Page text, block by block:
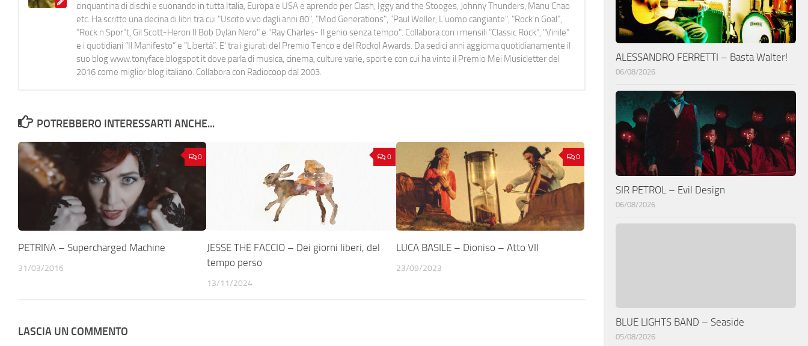
cinquantina di dischi e suonando in tutta Italia, Europa e USA e aprendo per Clash, Iggy and the Stooges, Johnny Thunders, Manu Chao
etc. Ha scritto una decina di libri tra cui "Uscito vivo dagli anni 80", "Mod Generations", "Paul Weller, L’uomo cangiante", "Rock n Goal",
"Rock n Spor"t, Gil Scott-Heron Il Bob Dylan Nero" e "Ray Charles- Il genio senza tempo". Collabora con i mensili “Classic Rock”, "Vinile"
e i quotidiani “Il Manifesto” e “Libertà”. E' tra i giurati del Premio Tenco e del Rockol Awards. Da sedici anni aggiorna quotidianamente il
suo blog www.tonyface.blogspot.it dove parla di musica, cinema, culture varie, sport e con cui ha vinto il Premio Mei Musicletter del
2016 come miglior blog italiano. Collabora con Radiocoop dal 2003.
POTREBBERO INTERESSARTI ANCHE...
0
PETRINA – Supercharged Machine
31/03/2016
0
JESSE THE FACCIO – Dei giorni liberi, del
tempo perso
13/11/2024
0
LUCA BASILE – Dioniso – Atto VII
23/09/2023
LASCIA UN COMMENTO
ALESSANDRO FERRETTI – Basta Walter!
06/08/2026
SIR PETROL – Evil Design
06/08/2026
BLUE LIGHTS BAND – Seaside
05/08/2026